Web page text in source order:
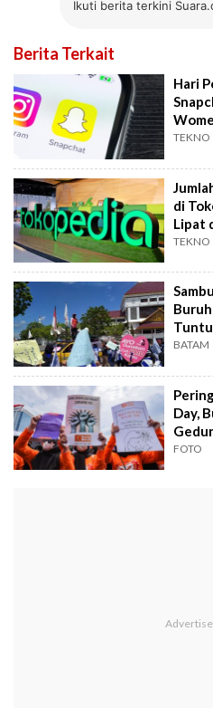
Ikuti berita terkini
Berita Terkait
Hari
TEKNO
di
Lipat
TEKNO
BATAM
Day,
FOTO